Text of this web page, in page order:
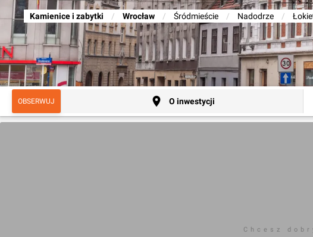
Kamienice i zabytki / Wrocław / Śródmieście / Nadodrze /
OBSERWUJ O inwestycji
Chcesz